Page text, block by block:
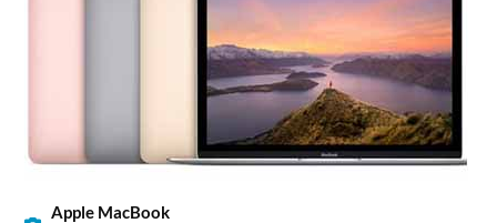
Apple MacBook